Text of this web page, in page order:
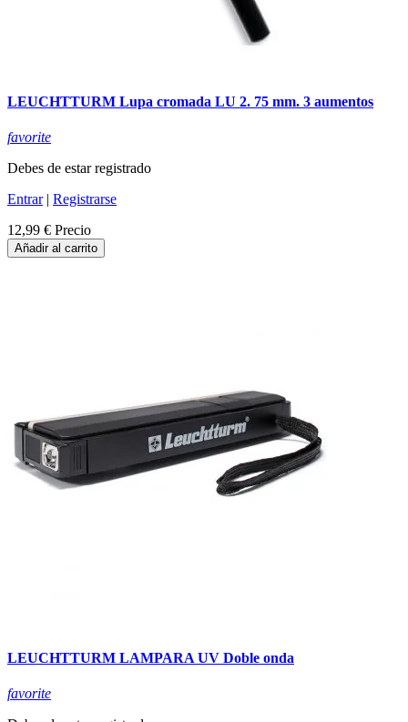
LEUCHTTURM Lupa cromada LU 2. 75 mm. 3 aumentos
favorite
Debes de estar registrado
Entrar| Registrarse
12,99 € Precio
Añadir al carrito
LEUCHTTURM LAMPARA UV Doble onda
favorite